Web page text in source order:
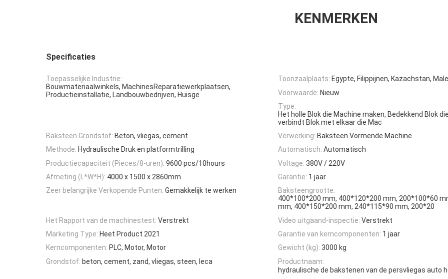
KENMERKEN
Specificaties
Toepasselijke Industrie:
Bouwmateriaalwinkels, MachinesReparatiewerkplaatsen,
Productieinstallatie, Landbouwbedrijven, Huisge
Toonzaalplaats: Egypte, Filippijnen, Kazachstan,
Voorwaarde: Nieuw
Type:
Het holle Blok die Machine maken, Bedekkend Blok
verbindt Blok met elkaar die Mac
Baksteen Grondstof: Beton, vliegas, cement Verwerking: Baksteen Vormende Machine
Methode: Hydraulische Druk en platformtrilling Automatisch: Automatisch
Productiecapaciteit (Pieces/8-uren): 9600 pcs/10hours Voltage: 380V / 220V
Afmeting (L*W*H): 4000 x 1500 x 2860mm Garantie: 1 jaar
Zeer belangrijke Verkopende Punten: Gemakkelijk te werken
Baksteengrootte:
400*100*200 mm, 400*120*200 mm, 200*100*60
mm, 400*150*200 mm, 240*115*90 mm, 200*20
Het Rapport van de machinestest: Verstrekt Video uitgaand-inspectie: Verstrekt
Marketing Type: Heet Product 2021 Garantie van kerncomponenten: 1 jaar
Kerncomponenten: PLC, Motor, Motor Gewicht (kg): 3000 kg
Grondstof: beton, cement, zand, vliegas, steen, leca
Productnaam:
hydraulische de bakstenen van de persvliegas auto